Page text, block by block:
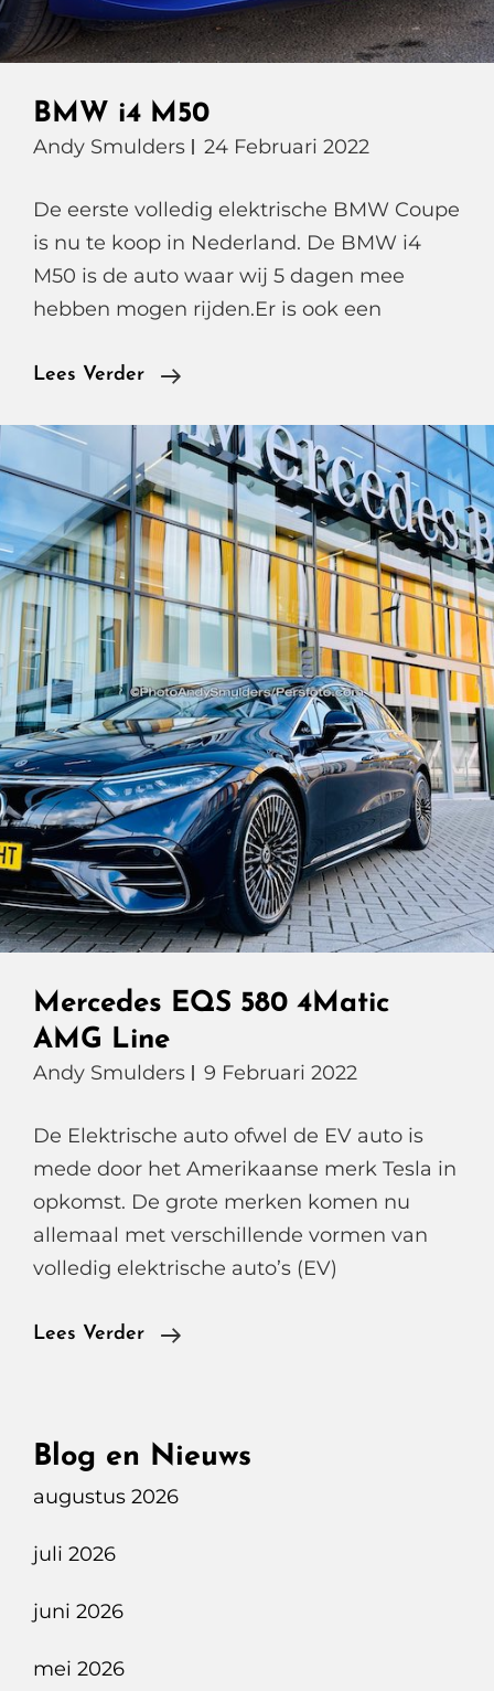
BMW i4 M50
Andy Smulders 24 Februari 2022
De eerste volledig elektrische BMW Coupe
is nu te koop in Nederland. De BMW i4
M50 is de auto waar wij 5 dagen mee
hebben mogen rijden.Er is ook een
Lees Verder
BMW
M50
Mercedes EQS 580 4Matic
AMG Line
Andy Smulders 9 Februari 2022
De Elektrische auto ofwel de EV auto is
mede door het Amerikaanse merk Tesla in
opkomst. De grote merken komen nu
allemaal met verschillende vormen van
volledig elektrische auto’s (EV)
Lees Verder
Mercedes
AMG
Blog en Nieuws
augustus 2026
juli 2026
juni 2026
mei 2026